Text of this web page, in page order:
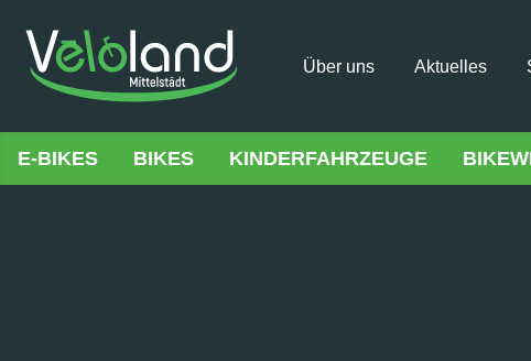
Über uns Aktuelles
E-BIKES BIKES KINDERFAHRZEUGE